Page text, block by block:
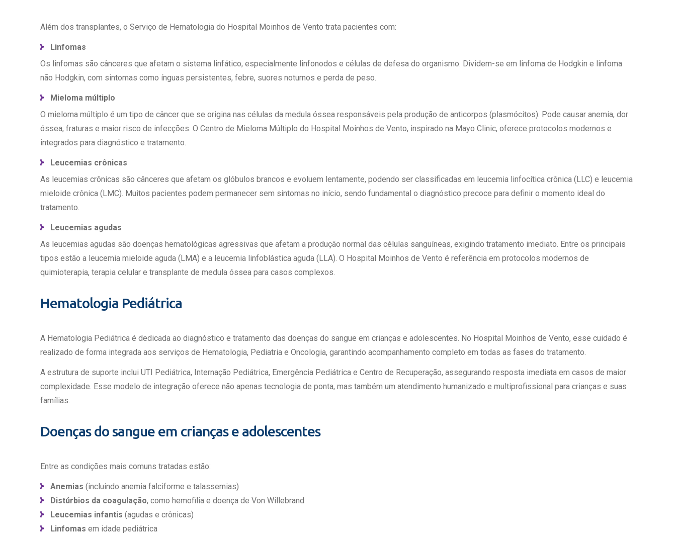
Além dos transplantes, o Serviço de Hematologia do Hospital Moinhos de Vento trata pacientes com:
Linfomas
Os linfomas são cânceres que afetam o sistema linfático, especialmente linfonodos e células de defesa do organismo. Dividem-se em linfoma de Hodgkin e linfoma
não Hodgkin, com sintomas como ínguas persistentes, febre, suores noturnos e perda de peso.
Mieloma múltiplo
O mieloma múltiplo é um tipo de câncer que se origina nas células da medula óssea responsáveis pela produção de anticorpos (plasmócitos). Pode causar anemia, dor
óssea, fraturas e maior risco de infecções. O Centro de Mieloma Múltiplo do Hospital Moinhos de Vento, inspirado na Mayo Clinic, oferece protocolos modernos e
integrados para diagnóstico e tratamento.
Leucemias crônicas
As leucemias crônicas são cânceres que afetam os glóbulos brancos e evoluem lentamente, podendo ser classificadas em leucemia linfocítica crônica (LLC) e leucemia
mieloide crônica (LMC). Muitos pacientes podem permanecer sem sintomas no início, sendo fundamental o diagnóstico precoce para definir o momento ideal do
tratamento.
Leucemias agudas
As leucemias agudas são doenças hematológicas agressivas que afetam a produção normal das células sanguíneas, exigindo tratamento imediato. Entre os principais
tipos estão a leucemia mieloide aguda (LMA) e a leucemia linfoblástica aguda (LLA). O Hospital Moinhos de Vento é referência em protocolos modernos de
quimioterapia, terapia celular e transplante de medula óssea para casos complexos.
Hematologia Pediátrica
A Hematologia Pediátrica é dedicada ao diagnóstico e tratamento das doenças do sangue em crianças e adolescentes. No Hospital Moinhos de Vento, esse cuidado é
realizado de forma integrada aos serviços de Hematologia, Pediatria e Oncologia, garantindo acompanhamento completo em todas as fases do tratamento.
A estrutura de suporte inclui UTI Pediátrica, Internação Pediátrica, Emergência Pediátrica e Centro de Recuperação, assegurando resposta imediata em casos de maior
complexidade. Esse modelo de integração oferece não apenas tecnologia de ponta, mas também um atendimento humanizado e multiprofissional para crianças e suas
famílias.
Doenças do sangue em crianças e adolescentes
Entre as condições mais comuns tratadas estão:
Anemias (incluindo anemia falciforme e talassemias)
Distúrbios da coagulação, como hemofilia e doença de Von Willebrand
Leucemias infantis (agudas e crônicas)
Linfomas em idade pediátrica